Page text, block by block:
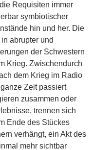
Requisiten immer
symbiotischer
hin und her. Die
abrupter und
der Schwestern
Krieg. Zwischendurch
dem Krieg im Radio
Zeit passiert
zusammen oder
trennen sich
Ende des Stückes
verhängt, ein Akt des
mehr sichtbar